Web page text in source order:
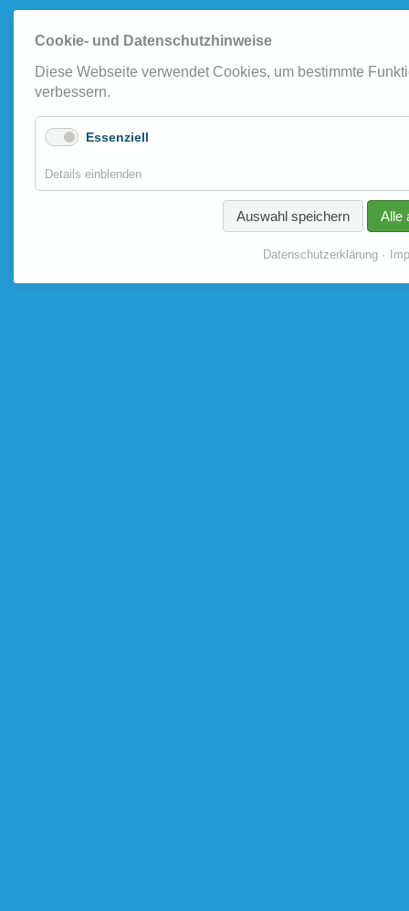
Cookie- und Datenschutzhinweise
Diese Webseite verwendet Cookies, um bestimmte
verbessern.
Essenziell
Details einblendenfür
Essenziell
Auswahl speichern Alle
Datenschutzerklärung